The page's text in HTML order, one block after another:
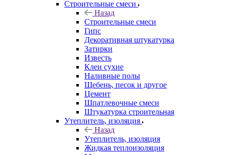
Строительные смеси
Назад
Строительные смеси
Гипс
Декоративная штукатурка
Затирки
Известь
Клеи сухие
Наливные полы
Щебень, песок и другое
Цемент
Шпатлевочные смеси
Штукатурка строительная
Утеплитель, изоляция
Назад
Утеплитель, изоляция
Жидкая теплоизоляция